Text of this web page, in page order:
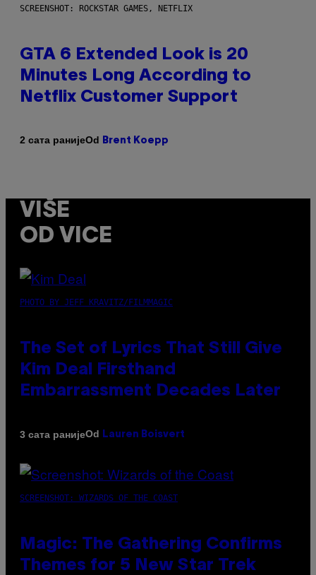
SCREENSHOT: ROCKSTAR GAMES, NETFLIX
GTA 6 Extended Look is 20
Minutes Long According to
Netflix Customer Support
2 сата ранијеOd Brent Koepp
VIŠE
OD VICE
PHOTO BY JEFF KRAVITZ/FILMMAGIC
The Set of Lyrics That Still Give
Kim Deal Firsthand
Embarrassment Decades Later
3 сата ранијеOd Lauren Boisvert
SCREENSHOT: WIZARDS OF THE COAST
Magic: The Gathering Confirms
Themes for 5 New Star Trek